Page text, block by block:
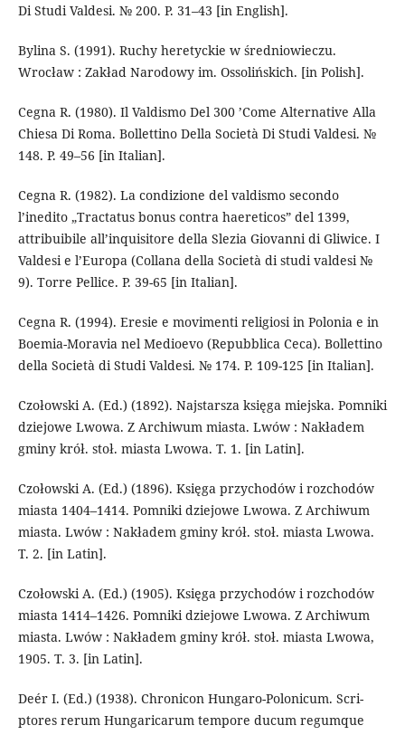
Di Studi Valdesi. № 200. P. 31–43 [in English].
Bylina S. (1991). Ruchy heretyckie w średniowieczu.
Wrocław : Zakład Narodowy im. Ossolińskich. [in Polish].
Cegna R. (1980). Il Valdismo Del 300 ’Come Alternative Alla
Chiesa Di Roma. Bollettino Della Società Di Studi Valdesi. №
148. P. 49–56 [in Italian].
Cegna R. (1982). La condizione del valdismo secondo
l’inedito „Tractatus bonus contra haereticos” del 1399,
attribuibile all’inquisitore della Slezia Giovanni di Gliwice. I
Valdesi e l’Europa (Collana della Società di studi valdesi №
9). Torre Pellice. P. 39-65 [in Italian].
Cegna R. (1994). Eresie e movimenti religiosi in Polonia e in
Boemia-Moravia nel Medioevo (Repubblica Ceca). Bollettino
della Società di Studi Valdesi. № 174. P. 109-125 [in Italian].
Czołowski A. (Ed.) (1892). Najstarsza księga miejska. Pomniki
dziejowe Lwowa. Z Archiwum miasta. Lwów : Nakładem
gminy krół. stoł. miasta Lwowa. T. 1. [in Latin].
Czołowski A. (Ed.) (1896). Księga przychodów i rozchodów
miasta 1404–1414. Pomniki dziejowe Lwowa. Z Archiwum
miasta. Lwów : Nakładem gminy krół. stoł. miasta Lwowa.
T. 2. [in Latin].
Czołowski A. (Ed.) (1905). Księga przychodów i rozchodów
miasta 1414–1426. Pomniki dziejowe Lwowa. Z Archiwum
miasta. Lwów : Nakładem gminy krół. stoł. miasta Lwowa,
1905. T. 3. [in Latin].
Deér I. (Ed.) (1938). Chronicon Hungaro-Polonicum. Scri­
ptores rerum Hungari­ca­rum tempore ducum regumque